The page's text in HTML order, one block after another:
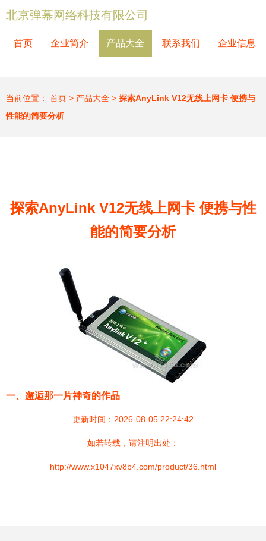
北京弹幕网络科技有限公司
首页 企业简介 产品大全 联系我们 企业信息
当前位置： 首页 > 产品大全 > 探索AnyLink V12无线上网卡 便携与
性能的简要分析
探索AnyLink V12无线上网卡 便携与性
能的简要分析
一、邂逅那一片神奇的作品
更新时间：2026-08-05 22:24:42
如若转载，请注明出处：
http://www.x1047xv8b4.com/product/36.html